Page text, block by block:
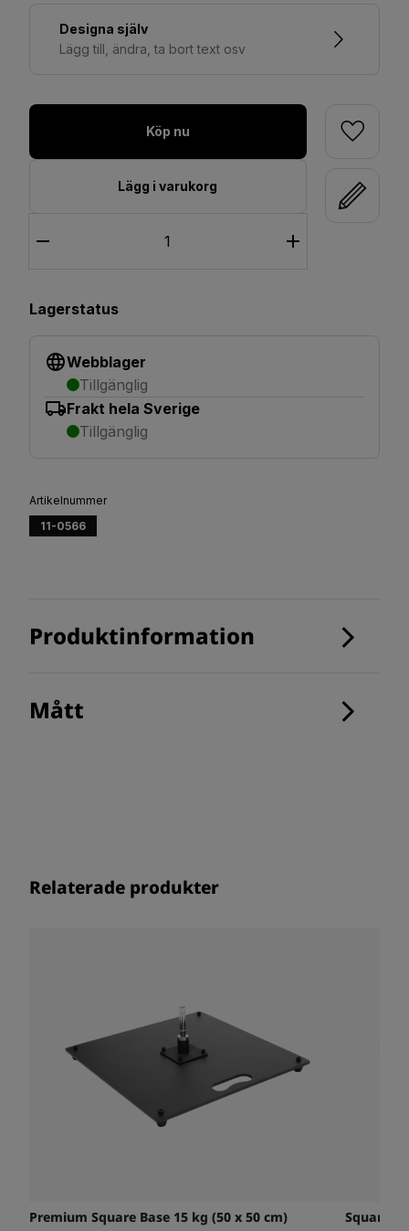
Designa själv
Lägg till, ändra, ta bort text osv
Köp nu
Lägg i varukorg
Lagerstatus
Webblager
Tillgänglig
Frakt hela Sverige
Tillgänglig
Artikelnummer
11-0566
Produktinformation
Mått
Relaterade produkter
Premium Square Base 15 kg (50 x 50 cm) Square